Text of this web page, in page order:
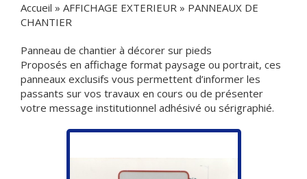
Accueil » AFFICHAGE EXTERIEUR » PANNEAUX DE
CHANTIER
Panneau de chantier à décorer sur pieds
Proposés en affichage format paysage ou portrait, ces
panneaux exclusifs vous permettent d’informer les
passants sur vos travaux en cours ou de présenter
votre message institutionnel adhésivé ou sérigraphié.